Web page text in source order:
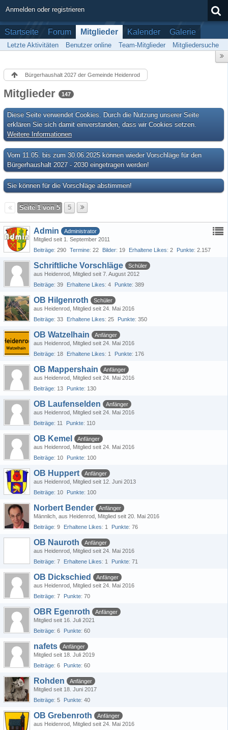
Anmelden oder registrieren
Startseite Forum Mitglieder Kalender Galerie
Letzte Aktivitäten Benutzer online Team-Mitglieder Mitgliedersuche
Bürgerhaushalt 2027 der Gemeinde Heidenrod
Mitglieder 147
Diese Seite verwendet Cookies. Durch die Nutzung unserer Seite
erklären Sie sich damit einverstanden, dass wir Cookies setzen.
Weitere Informationen
Vom 11.05. bis zum 30.06.2025 können wieder Vorschläge für den
Bürgerhaushalt 2027 - 2030 eingetragen werden!
Sie können für die Vorschläge abstimmen!
Seite 1 von 5 5
Admin
Administrator
Mitglied seit 1. September 2011
Beiträge 290 Termine 22 Bilder 19 Erhaltene Likes 2 Punkte 2.157
Schriftliche Vorschläge
Schüler
aus Heidenrod Mitglied seit 7. August 2012
Beiträge 39 Erhaltene Likes 4 Punkte 389
OB Hilgenroth
Schüler
aus Heidenrod Mitglied seit 24. Mai 2016
Beiträge 33 Erhaltene Likes 25 Punkte 350
OB Watzelhain
Anfänger
aus Heidenrod Mitglied seit 24. Mai 2016
Beiträge 18 Erhaltene Likes 1 Punkte 176
OB Mappershain
Anfänger
aus Heidenrod Mitglied seit 24. Mai 2016
Beiträge 13 Punkte 130
OB Laufenselden
Anfänger
aus Heidenrod Mitglied seit 24. Mai 2016
Beiträge 11 Punkte 110
OB Kemel
Anfänger
aus Heidenrod Mitglied seit 24. Mai 2016
Beiträge 10 Punkte 100
OB Huppert
Anfänger
aus Heidenrod Mitglied seit 12. Juni 2013
Beiträge 10 Punkte 100
Norbert Bender
Anfänger
Männlich aus Heidenrod Mitglied seit 20. Mai 2016
Beiträge 9 Erhaltene Likes 1 Punkte 76
OB Nauroth
Anfänger
aus Heidenrod Mitglied seit 24. Mai 2016
Beiträge 7 Erhaltene Likes 1 Punkte 71
OB Dickschied
Anfänger
aus Heidenrod Mitglied seit 24. Mai 2016
Beiträge 7 Punkte 70
OBR Egenroth
Anfänger
Mitglied seit 16. Juli 2021
Beiträge 6 Punkte 60
nafets
Anfänger
Mitglied seit 18. Juli 2019
Beiträge 6 Punkte 60
Rohden
Anfänger
Mitglied seit 18. Juni 2017
Beiträge 5 Punkte 40
OB Grebenroth
Anfänger
aus Heidenrod Mitglied seit 24. Mai 2016